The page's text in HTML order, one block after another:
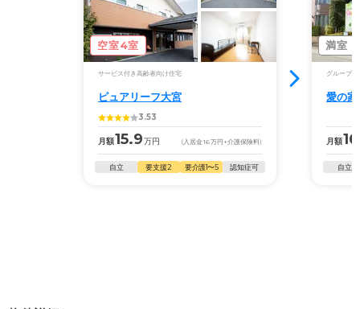
空室4室
サービス付き高齢者向け住宅
ピュアリーフ大宮
3.53
月額15.9万円 (入居金16万円 +介護保険料)
自立 要支援2 要介護1〜5 認知症可
満室
グループホ
愛の
月額
自立